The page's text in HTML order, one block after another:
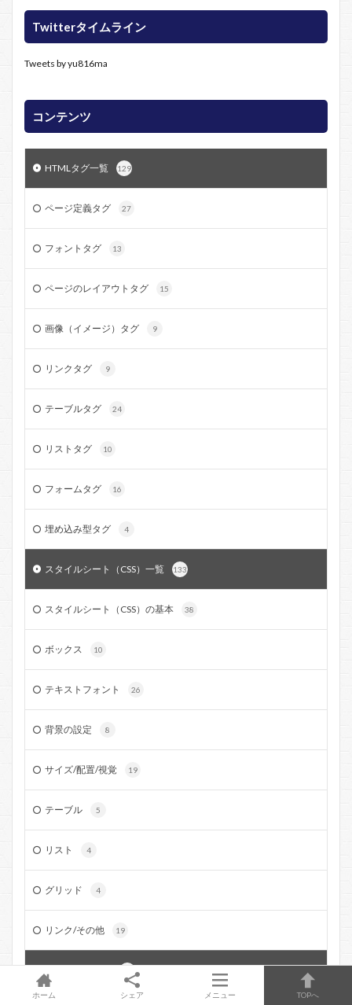
Twitterタイムライン
Tweets by yu816ma
コンテンツ
HTMLタグ一覧 129
ページ定義タグ 27
フォントタグ 13
ページのレイアウトタグ 15
画像（イメージ）タグ 9
リンクタグ 9
テーブルタグ 24
リストタグ 10
フォームタグ 16
埋め込み型タグ 4
スタイルシート（CSS）一覧 133
スタイルシート（CSS）の基本 38
ボックス 10
テキストフォント 26
背景の設定 8
サイズ/配置/視覚 19
テーブル 5
リスト 4
グリッド 4
リンク/その他 19
ホーム シェア メニュー TOPへ